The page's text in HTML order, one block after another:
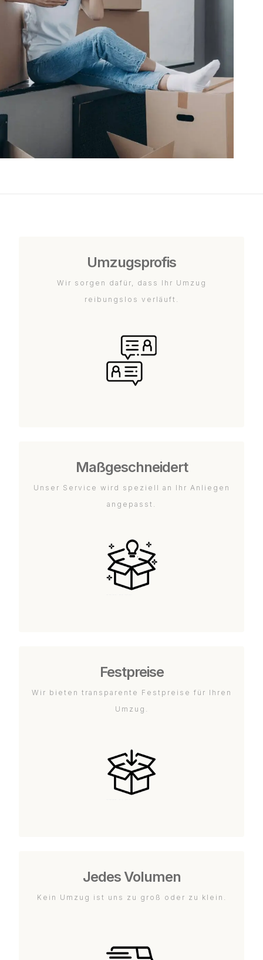
Umzugsprofis
Wir sorgen dafür, dass Ihr Umzug
reibungslos verläuft.
Maßgeschneidert
Unser Service wird speziell an Ihr Anliegen
angepasst.
Festpreise
Wir bieten transparente Festpreise für Ihren
Umzug.
Jedes Volumen
Kein Umzug ist uns zu groß oder zu klein.